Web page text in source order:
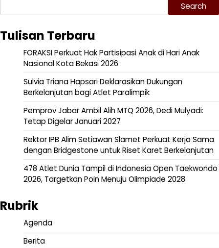
Search
Tulisan Terbaru
FORAKSI Perkuat Hak Partisipasi Anak di Hari Anak
Nasional Kota Bekasi 2026
Sulvia Triana Hapsari Deklarasikan Dukungan
Berkelanjutan bagi Atlet Paralimpik
Pemprov Jabar Ambil Alih MTQ 2026, Dedi Mulyadi:
Tetap Digelar Januari 2027
Rektor IPB Alim Setiawan Slamet Perkuat Kerja Sama
dengan Bridgestone untuk Riset Karet Berkelanjutan
478 Atlet Dunia Tampil di Indonesia Open Taekwondo
2026, Targetkan Poin Menuju Olimpiade 2028
Rubrik
Agenda
Berita